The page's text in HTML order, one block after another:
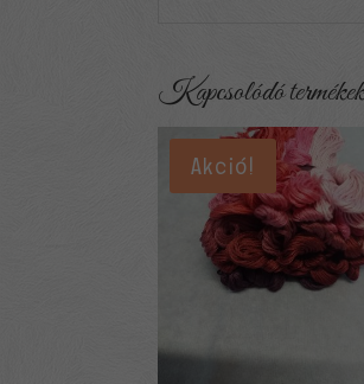
Kapcsolódó termékek
Akció!